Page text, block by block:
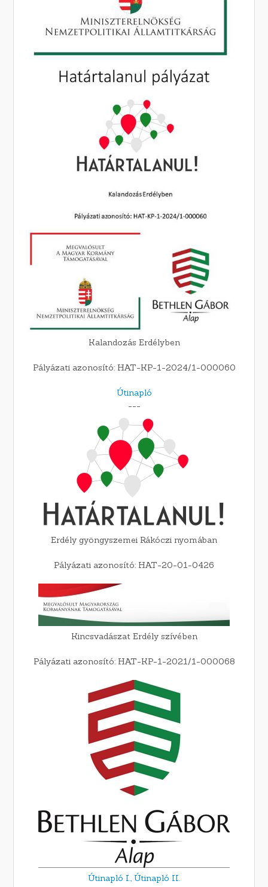
Kalandozás Erdélyben
Pályázati azonosító: HAT-KP-1-2024/1-000060
Útinapló
---
Erdély gyöngyszemei Rákóczi nyomában
Pályázati azonosító: HAT-20-01-0426
Kincsvadászat Erdély szívében
Pályázati azonosító: HAT-KP-1-2021/1-000068
Útinapló I., Útinapló II.